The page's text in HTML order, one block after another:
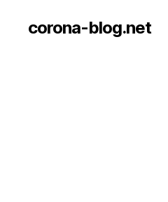
corona-blog.net